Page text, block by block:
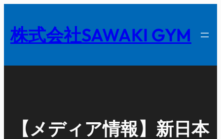
を
キ
株式会社SAWAKI GYM
【メディア情報】新日本